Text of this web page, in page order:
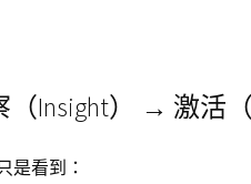
Insight） → 激活
是看到：